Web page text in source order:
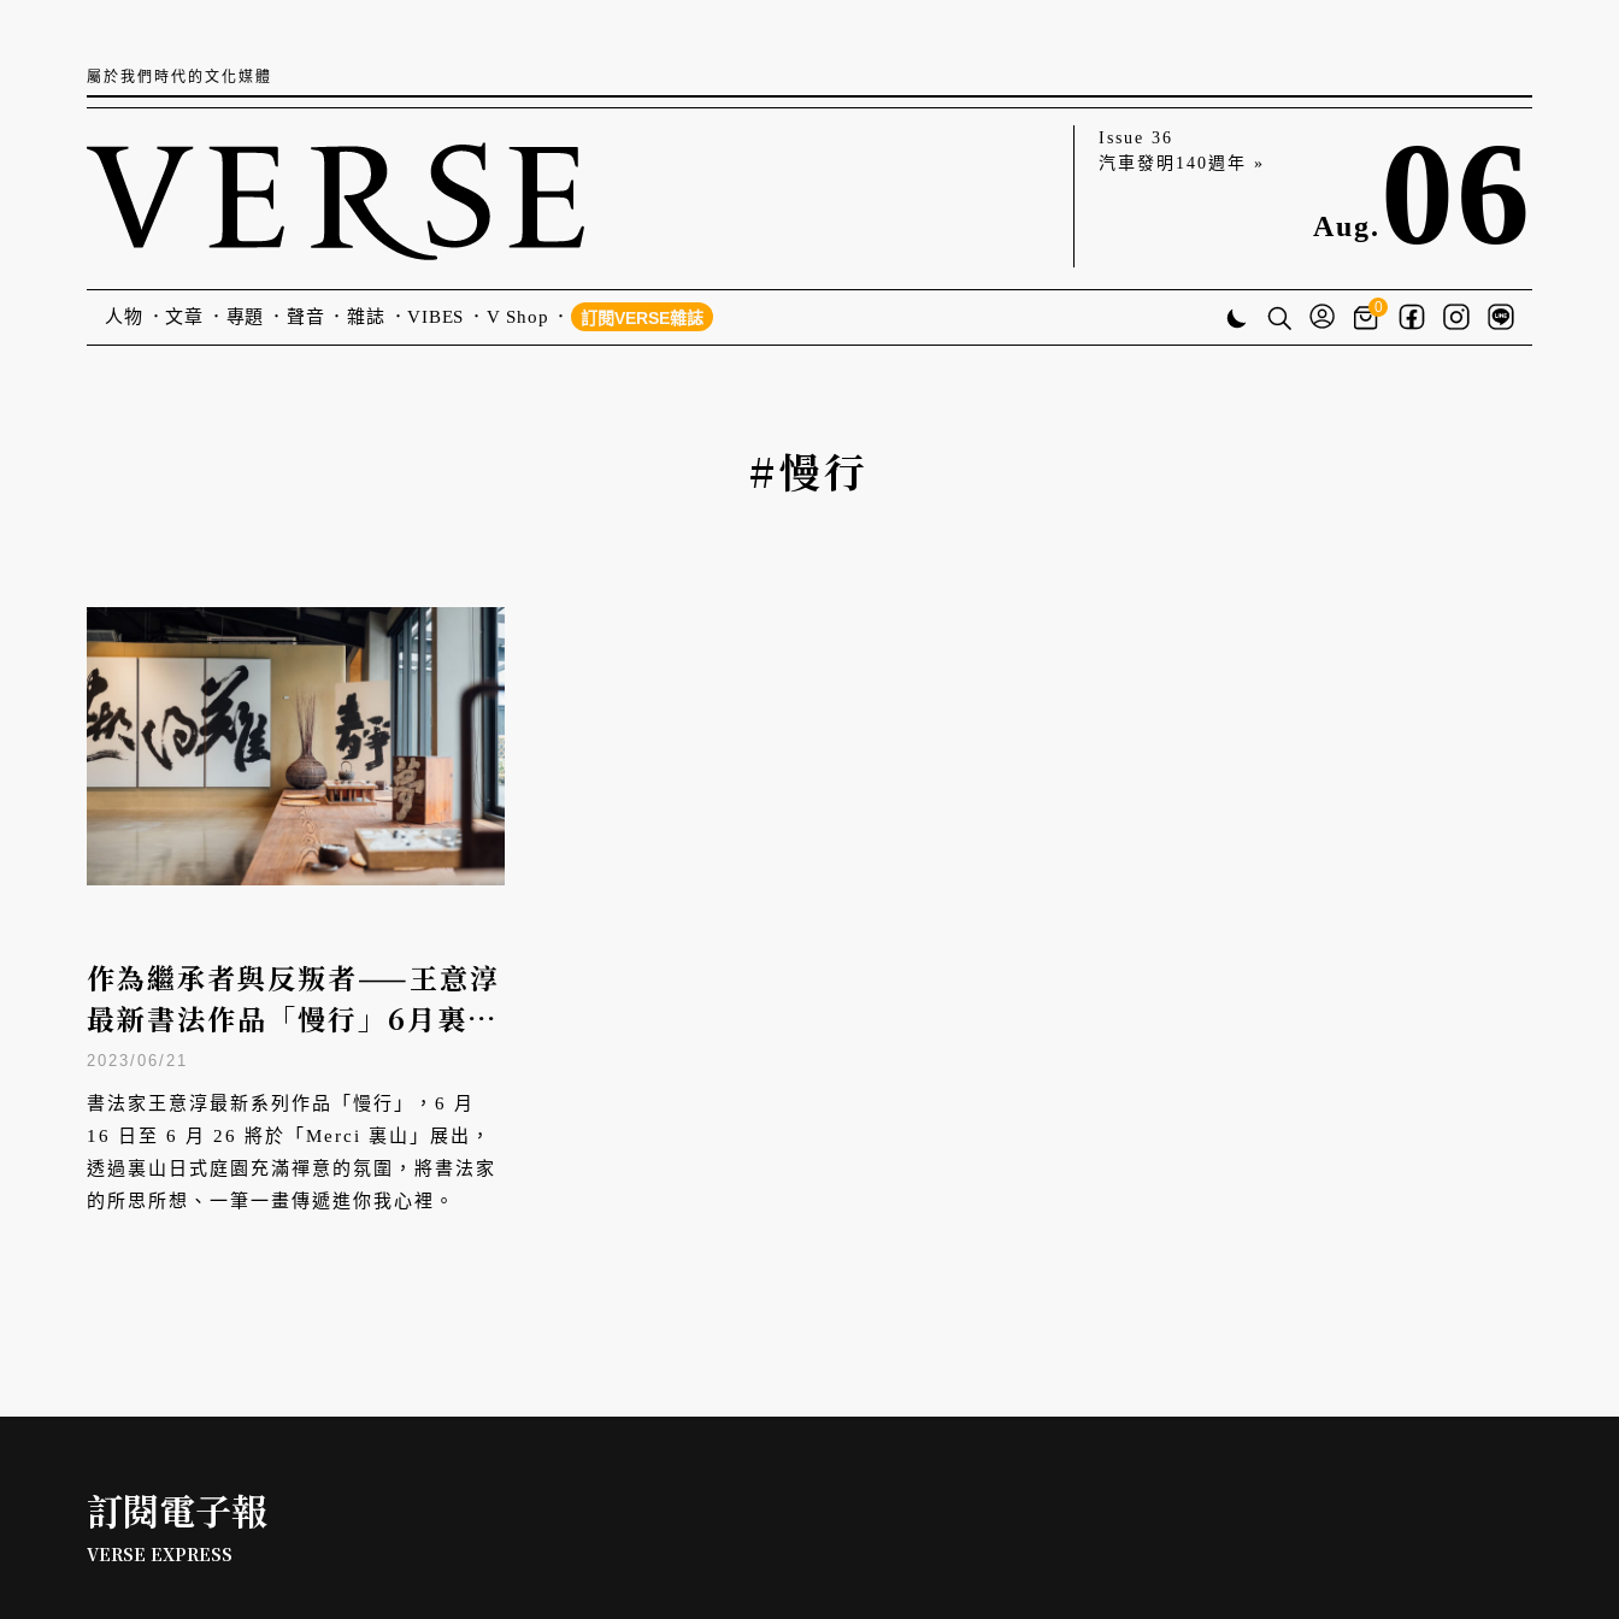
屬於我們時代的文化媒體
Issue 36
汽車發明140週年 »
Aug. 06
人物 文章 專題 聲音 雜誌 VIBES V Shop 訂閱VERSE雜誌
0
#慢行
作為繼承者與反叛者——王意淳
最新書法作品「慢行」6月裏山
開展
2023/06/21
書法家王意淳最新系列作品「慢行」，6 月
16 日至 6 月 26 將於「Merci 裏山」展出，
透過裏山日式庭園充滿禪意的氛圍，將書法家
的所思所想、一筆一畫傳遞進你我心裡。
訂閱電子報
VERSE EXPRESS